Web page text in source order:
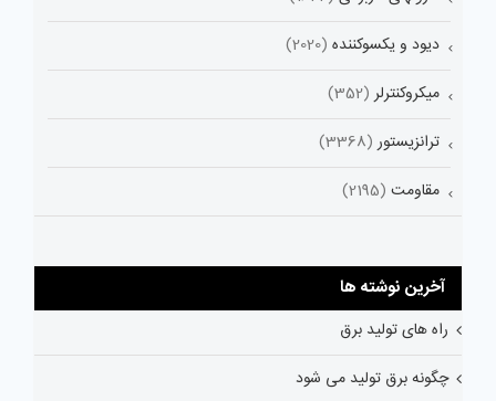
دیود و یکسوکننده (2020)
میکروکنترلر (352)
ترانزیستور (3368)
مقاومت (2195)
آخرین نوشته ها
راه های تولید برق
چگونه برق تولید می شود